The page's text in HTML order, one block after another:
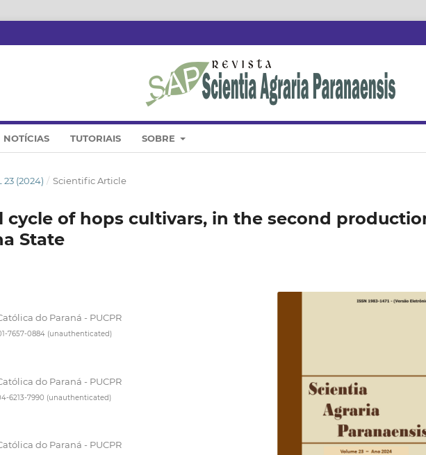
NOTÍCIAS TUTORIAIS SOBRE
23 (2024) / Scientific Article
cycle of hops cultivars, in the second
State
do Paraná - PUCPR
7657-0884 (unauthenticated)
do Paraná - PUCPR
6213-7990 (unauthenticated)
do Paraná - PUCPR